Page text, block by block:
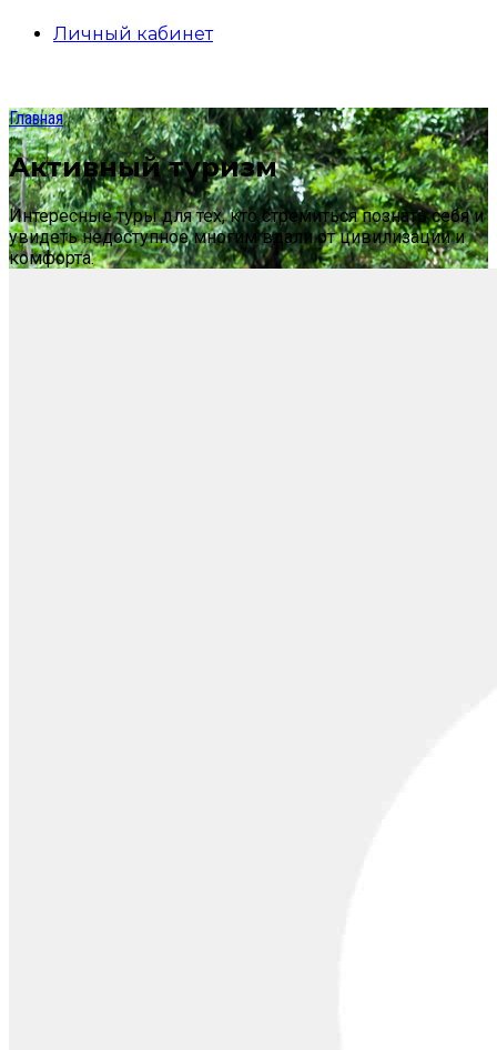
Личный кабинет
Главная
Активный туризм
Интересные туры для тех, кто стремиться познать себя и
увидеть недоступное многим вдали от цивилизации и
комфорта.